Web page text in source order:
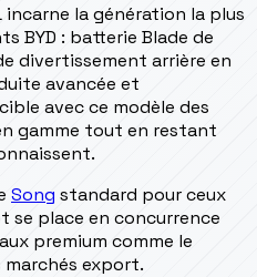
la génération la plus
BYD : batterie Blade de
divertissement arrière en
avancée et
avec ce modèle des
gamme tout en restant
Song standard pour ceux
se place en concurrence
premium comme le
marchés export.